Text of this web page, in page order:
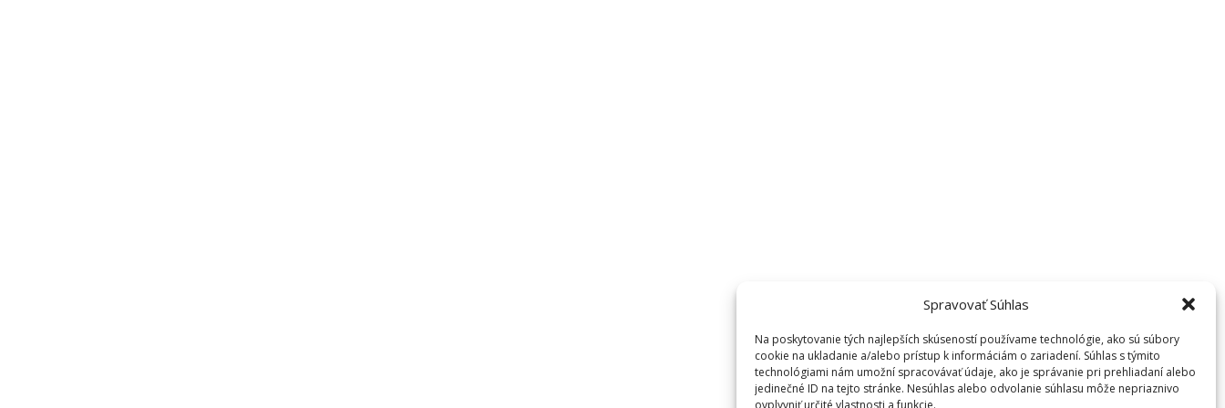
Spravovať Súhlas
Na poskytovanie tých najlepších skúseností používame technológie, ako sú súbory
cookie na ukladanie a/alebo prístup k informáciám o zariadení. Súhlas s týmito
technológiami nám umožní spracovávať údaje, ako je správanie pri prehliadaní alebo
jedinečné ID na tejto stránke. Nesúhlas alebo odvolanie súhlasu môže nepriaznivo
ovplyvniť určité vlastnosti a funkcie.